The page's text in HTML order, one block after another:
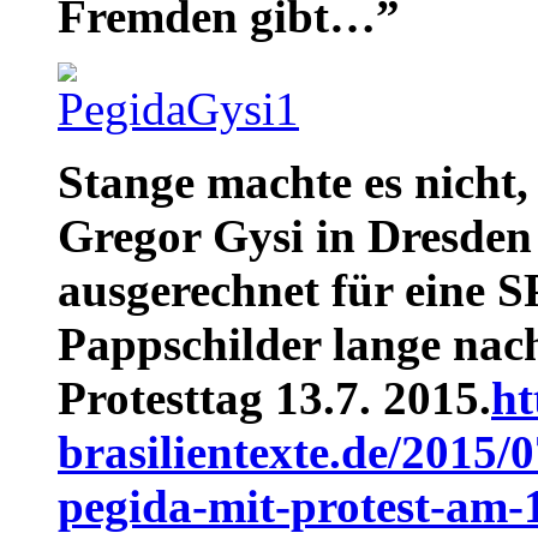
Fremden gibt…”
Stange machte es
Gregor Gysi in
ausgerechnet für eine
Pappschilder lange
Protesttag 13.7. 2015.
brasilientexte.de/2015/
pegida-mit-protest-